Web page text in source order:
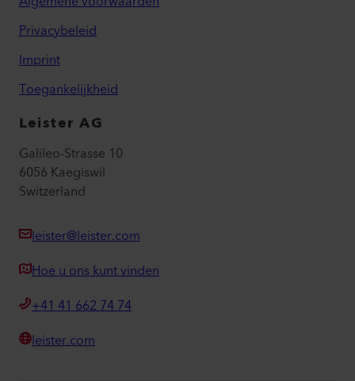
Privacybeleid
Imprint
Toegankelijkheid
Leister AG
Galileo-Strasse 10
6056 Kaegiswil
Switzerland
leister@leister.com
Hoe u ons kunt vinden
+41 41 662 74 74
leister.com